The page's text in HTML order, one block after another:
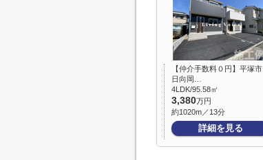
【仲介手数料０円】平塚市
日向岡…
4LDK/95.58㎡
3,380万円
約1020m／13分
詳細を見る